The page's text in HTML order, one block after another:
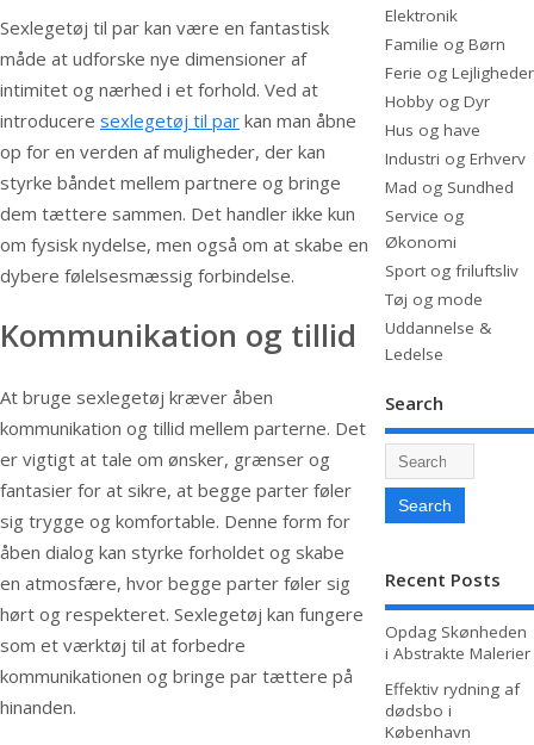
Sexlegetøj til par kan være en fantastisk
måde at udforske nye dimensioner af
intimitet og nærhed i et forhold. Ved at
introducere sexlegetøj til par kan man åbne
op for en verden af muligheder, der kan
styrke båndet mellem partnere og bringe
dem tættere sammen. Det handler ikke kun
om fysisk nydelse, men også om at skabe en
dybere følelsesmæssig forbindelse.
Kommunikation og tillid
At bruge sexlegetøj kræver åben
kommunikation og tillid mellem parterne. Det
er vigtigt at tale om ønsker, grænser og
fantasier for at sikre, at begge parter føler
sig trygge og komfortable. Denne form for
åben dialog kan styrke forholdet og skabe
en atmosfære, hvor begge parter føler sig
hørt og respekteret. Sexlegetøj kan fungere
som et værktøj til at forbedre
kommunikationen og bringe par tættere på
hinanden.
Elektronik
Familie og Børn
Ferie og Lejligheder
Hobby og Dyr
Hus og have
Industri og Erhverv
Mad og Sundhed
Service og
Økonomi
Sport og friluftsliv
Tøj og mode
Uddannelse &
Ledelse
Search
Recent Posts
Opdag Skønheden
i Abstrakte Malerier
Effektiv rydning af
dødsbo i
København